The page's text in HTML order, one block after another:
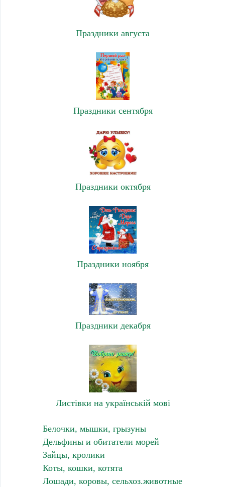
Праздники августа
Праздники сентября
Праздники октября
Праздники ноября
Праздники декабря
Листівки на українській мові
Белочки, мышки, грызуны
Дельфины и обитатели морей
Зайцы, кролики
Коты, кошки, котята
Лошади, коровы, сельхоз.животные